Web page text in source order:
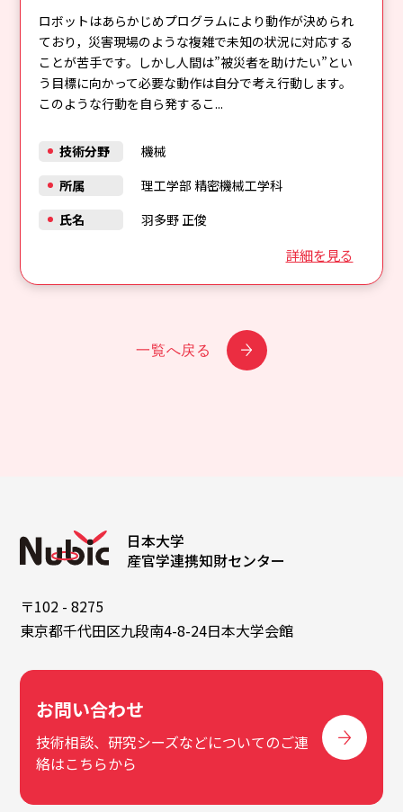
ロボットはあらかじめプログラムにより動作が決められ
ており，災害現場のような複雑で未知の状況に対応する
ことが苦手です。しかし人間は”被災者を助けたい”とい
う目標に向かって必要な動作は自分で考え行動します。
このような行動を自ら発するこ...
詳細を見る
技術分野
機械
所属
理工学部 精密機械工学科
氏名
羽多野 正俊
一覧へ戻る
日本大学
産官学連携知財センター
〒102 - 8275
東京都千代田区九段南4-8-24日本大学会館
お問い合わせ
技術相談、研究シーズなどについてのご連
絡はこちらから